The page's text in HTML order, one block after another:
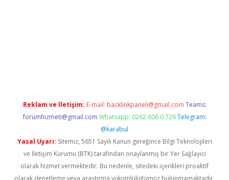
Reklam ve İletişim: E-mail: backlinkpaneli@gmail.com Teams:
forumhizmeti@gmail.com Whatsapp: 0262 606 0 726 Telegram:
@karabul
Yasal Uyarı: Sitemiz, 5651 Sayılı Kanun gereğince Bilgi Teknolojileri
ve İletişim Kurumu (BTK) tarafından onaylanmış bir Yer Sağlayıcı
olarak hizmet vermektedir. Bu nedenle, sitedeki içerikleri proaktif
olarak denetleme veya araştırma yükümlülüğümüz bulunmamaktadır.